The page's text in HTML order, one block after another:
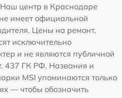
центр в Краснодаре
имеет официальной
Цены на ремонт,
исключительно
и не являются публичной
437 ГК РФ. Названия и
MSI упоминаются только
— чтобы обозначить